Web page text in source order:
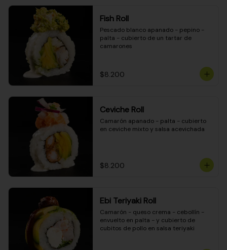
Fish Roll
Pescado blanco apanado - pepino -
palta - cubierto de un tartar de
camarones
$8.200
Ceviche Roll
Camarón apanado - palta - cubierto
en ceviche mixto y salsa acevichada
$8.200
Ebi Teriyaki Roll
Camarón - queso crema - cebollín -
envuelto en palta - y cubierto de
cubitos de pollo en salsa teriyaki